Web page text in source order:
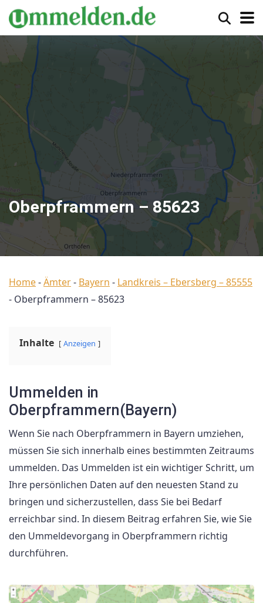
Oberpframmern – 85623
Home-Ämter- Bayern - Landkreis – Ebersberg – 85555
- Oberpframmern – 85623
Inhalte Anzeigen
Ummelden in
Oberpframmern(Bayern)
Wenn Sie nach Oberpframmern in Bayern umziehen,
müssen Sie sich innerhalb eines bestimmten Zeitraums
ummelden. Das Ummelden ist ein wichtiger Schritt, um
Ihre persönlichen Daten auf den neuesten Stand zu
bringen und sicherzustellen, dass Sie bei Bedarf
erreichbar sind. In diesem Beitrag erfahren Sie, wie Sie
den Ummeldevorgang in Oberpframmern richtig
durchführen.